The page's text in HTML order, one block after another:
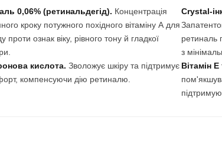
0,06% (ретинальдегід). Концентрація
кроку потужного похідного вітаміну А для
проти ознак віку, рівного тону й гладкої
Crystal-
ретиналь
з
кислота. Зволожує шкіру та підтримує
компенсуючи дію ретиналю.
Вітамін